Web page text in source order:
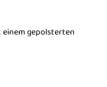
einem gepolsterten